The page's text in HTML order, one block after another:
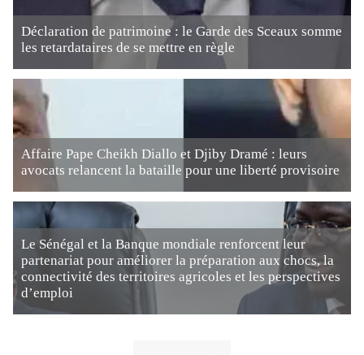
Déclaration de patrimoine : le Garde des Sceaux somme
les retardataires de se mettre en règle
Affaire Pape Cheikh Diallo et Djiby Dramé : leurs
avocats relancent la bataille pour une liberté provisoire
Le Sénégal et la Banque mondiale renforcent leur
partenariat pour améliorer la préparation aux chocs, la
connectivité des territoires agricoles et les perspectives
d’emploi